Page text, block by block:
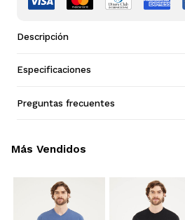
Descripción
Especificaciones
Preguntas frecuentes
Más Vendidos